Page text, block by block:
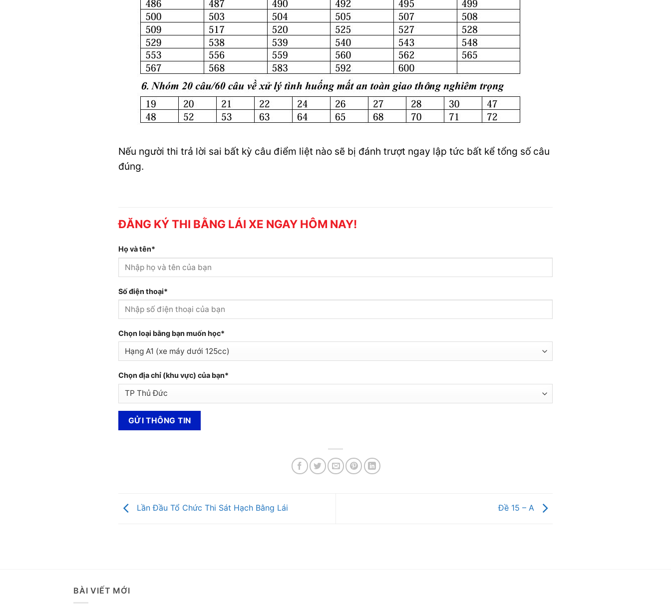
Nếu người thi trả lời sai bất kỳ câu điểm liệt nào sẽ bị đánh trượt ngay lập tức bất kể tổng số câu
đúng.
ĐĂNG KÝ THI BẰNG LÁI XE NGAY HÔM NAY!
Họ và tên*
Số điện thoại*
Chọn loại bằng bạn muốn học*
Chọn địa chỉ (khu vực) của bạn*
Lần Đầu Tổ Chức Thi Sát Hạch Bằng Lái Đề 15 – A
BÀI VIẾT MỚI